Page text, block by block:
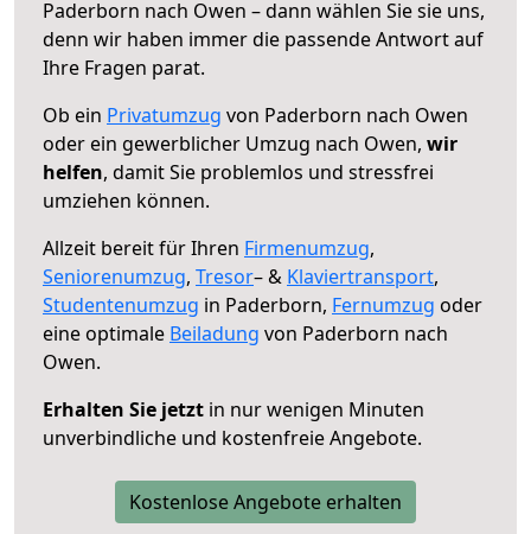
Paderborn nach Owen – dann wählen Sie sie uns,
denn wir haben immer die passende Antwort auf
Ihre Fragen parat.
Ob ein Privatumzug von Paderborn nach Owen
oder ein gewerblicher Umzug nach Owen, wir
helfen, damit Sie problemlos und stressfrei
umziehen können.
Allzeit bereit für Ihren Firmenumzug,
Seniorenumzug, Tresor– & Klaviertransport,
Studentenumzug in Paderborn, Fernumzug oder
eine optimale Beiladung von Paderborn nach
Owen.
Erhalten Sie jetzt in nur wenigen Minuten
unverbindliche und kostenfreie Angebote.
Kostenlose Angebote erhalten